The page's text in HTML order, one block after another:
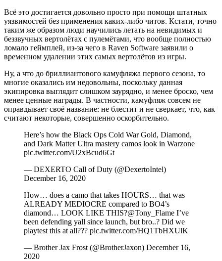
Всё это достигается довольно просто при помощи штатных
уязвимостей без применения каких-либо читов. Кстати, точно
таким же образом люди научились летать на невидимых и
беззвучных вертолётах с пулемётами, что вообще полностью
ломало геймплей, из-за чего в Raven Software заявили о
временном удалении этих самых вертолётов из игры.
Ну, а что до бриллиантового камуфляжа первого сезона, то
многие оказались им недовольны, поскольку данная
экипировка выглядит слишком заурядно, и менее броско, чем
менее ценные награды. В частности, камуфляж совсем не
оправдывает своё название: не блестит и не сверкает, что, как
считают некоторые, совершенно оскорбительно.
Here’s how the Black Ops Cold War Gold, Diamond,
and Dark Matter Ultra mastery camos look in Warzone
pic.twitter.com/U2xBcud6Gt
— DEXERTO Call of Duty (@DexertoIntel)
December 16, 2020
How… does a camo that takes HOURS… that was
ALREADY MEDIOCRE compared to BO4’s
diamond… LOOK LIKE THIS?@Tony_Flame I’ve
been defending yall since launch, but bro..? Did we
playtest this at all??? pic.twitter.com/HQ1TbHXUlK
— Brother Jax Frost (@BrotherJaxon) December 16,
2020